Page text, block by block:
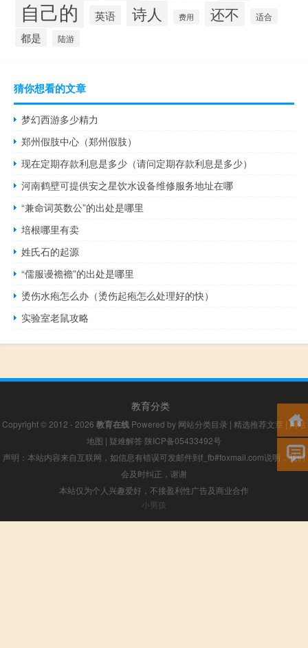
自己的 英语 诗人 费用 还不 适合
都是 陆游
猜你想看的文章
梦幻西游多少精力
郑州假肢中心（郑州假肢）
现在定期存款利息是多少（请问定期存款利息是多少）
河南鹤壁可提供安之星饮水设备维修服务地址在哪
“兼命词英数公”的出处是哪里
培根哪里有卖
姓氏石的起源
“儒服谩襜襜”的出处是哪里
烫伤水疱怎么办（烫伤起疱怎么处理好的快）
实验室老鼠攻略
教育分类
Copyright © 2012 - 2026 教育在线 Powered by 网站分类目录 | 精选推荐文章 |网站
地图 | 疑难解答 陕ICP备05433492号
声明：本站内容来自互联网，如信息有错误可发邮件到f_fb#foxmail.com说明，我们
会及时纠正，谢谢
本站仅为个人兴趣爱好，不接盈利性广告及商业合作
小男孩